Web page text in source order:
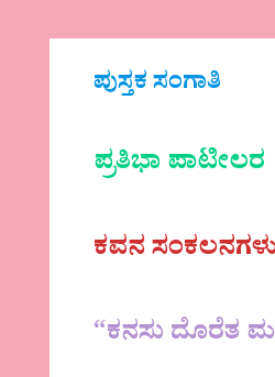
ಪುಸ್ತಕ ಸಂಗಾತಿ
ಪ್ರತಿಭಾ ಪಾಟೀಲರ
ಕವನ ಸಂಕಲನಗಳು
“ಕನಸು ದೊರೆತ